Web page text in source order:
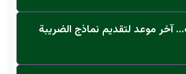
آخر موعد لتقديم نماذج الضريبة